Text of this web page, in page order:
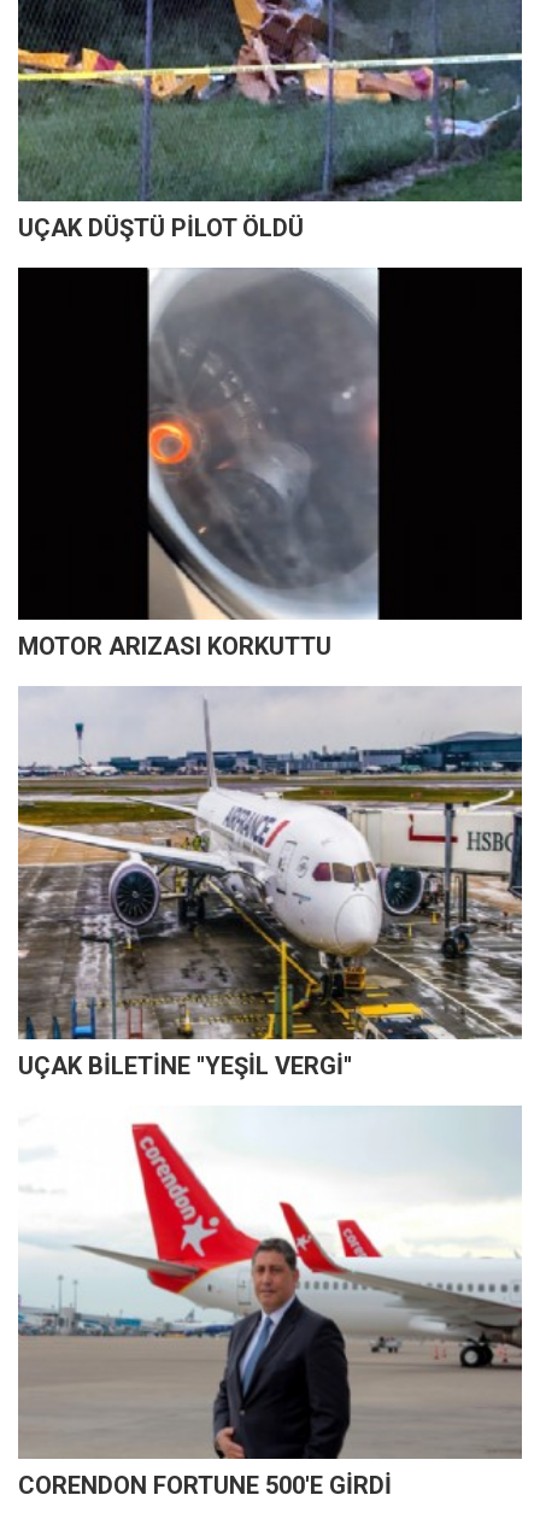
UÇAK DÜŞTÜ PİLOT ÖLDÜ
MOTOR ARIZASI KORKUTTU
UÇAK BİLETİNE ''YEŞİL VERGİ''
CORENDON FORTUNE 500'E GİRDİ